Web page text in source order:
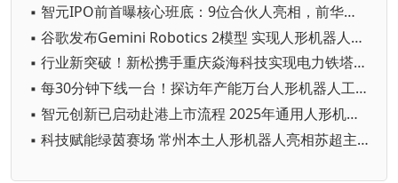
▪ 智元IPO前首曝核心班底：9位合伙人亮相，前华为谷歌腾讯高管集结
▪ 谷歌发布Gemini Robotics 2模型 实现人形机器人全身智能控制突破
▪ 行业新突破！新松携手重庆焱海科技实现电力铁塔塔脚等级焊缝智能焊接
▪ 每30分钟下线一台！探访年产能万台人形机器人工厂
▪ 智元创新已启动赴港上市流程 2025年通用人形机器人出货量超5100台
▪ 科技赋能绿茵赛场 常州本土人形机器人亮相苏超主场